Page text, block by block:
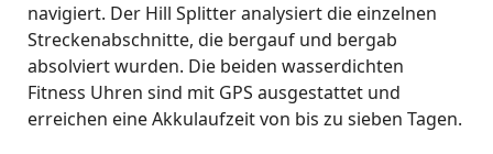
navigiert. Der Hill Splitter analysiert die einzelnen
Streckenabschnitte, die bergauf und bergab
absolviert wurden. Die beiden wasserdichten
Fitness Uhren sind mit GPS ausgestattet und
erreichen eine Akkulaufzeit von bis zu sieben Tagen.